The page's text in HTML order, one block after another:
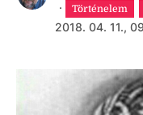
·
Történelem
2018. 04. 11.,